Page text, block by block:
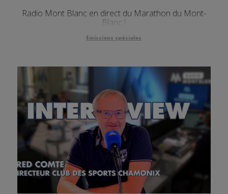
Radio Mont Blanc en direct du Marathon du Mont-
Blanc !
Émissions spéciales